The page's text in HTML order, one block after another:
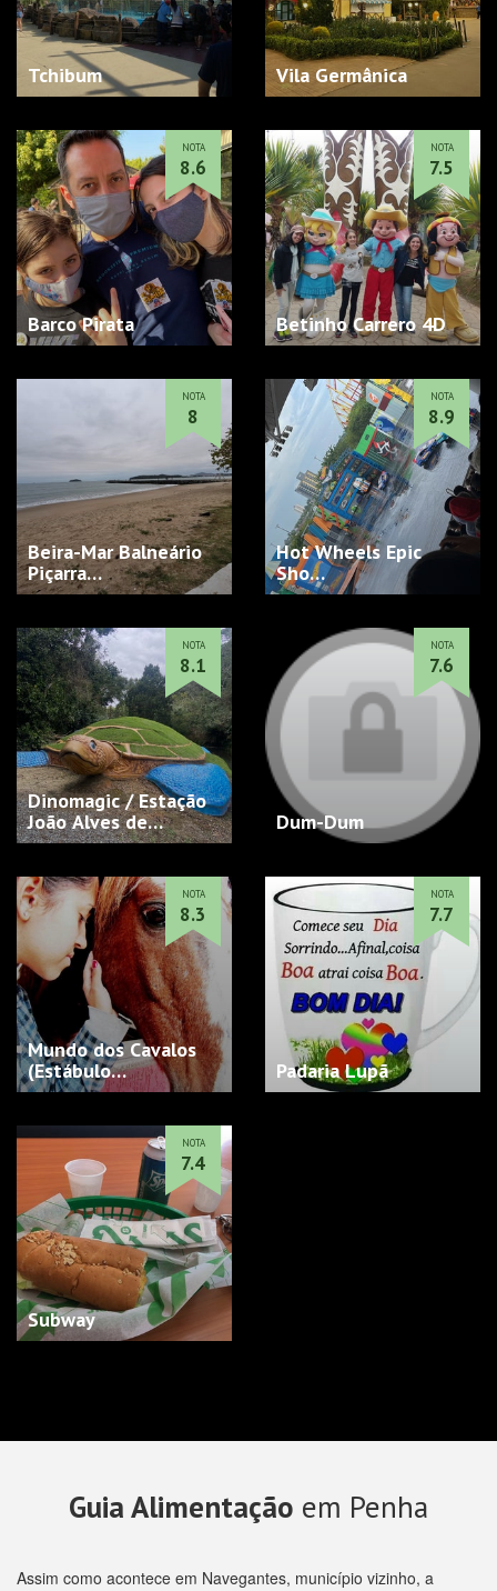
Tchibum Vila Germânica
Barco Pirata
NOTA
8.6
Betinho Carrero 4D
NOTA
7.5
Beira-Mar Balneário
Piçarra…
NOTA
8
Hot Wheels Epic
Sho…
NOTA
8.9
Dinomagic / Estação
João Alves de
Queiro…
NOTA
8.1
Dum-Dum
NOTA
7.6
Mundo dos Cavalos
(Estábulo…
NOTA
8.3
Padaria Lupã
NOTA
7.7
Subway
NOTA
7.4
Guia Alimentação em Penha
Assim como acontece em Navegantes, município vizinho, a